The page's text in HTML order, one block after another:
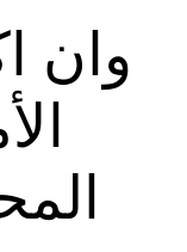
وان